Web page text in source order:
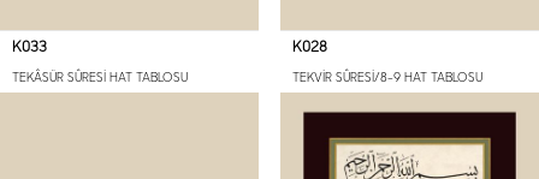
K033
TEKÂSÜR SÛRESİ HAT TABLOSU
K028
TEKVİR SÛRESİ/8-9 HAT TABLOSU